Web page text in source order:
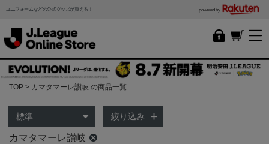
ユニフォームなどの公式グッズが買える！ powered by
TOP カマタマーレ讃岐 の商品一覧
絞り込み
カマタマーレ讃岐